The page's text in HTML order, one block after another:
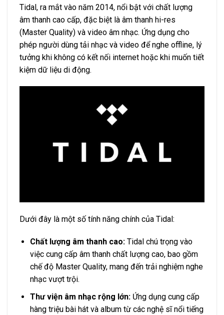
Tidal, ra mắt vào năm 2014, nổi bật với chất lượng
âm thanh cao cấp, đặc biệt là âm thanh hi-res
(Master Quality) và video âm nhạc. Ứng dụng cho
phép người dùng tải nhạc và video để nghe offline, lý
tưởng khi không có kết nối internet hoặc khi muốn tiết
kiệm dữ liệu di động.
Dưới đây là một số tính năng chính của Tidal:
Chất lượng âm thanh cao:Tidal chú trọng vào
việc cung cấp âm thanh chất lượng cao, bao gồm
chế độ Master Quality, mang đến trải nghiệm nghe
nhạc vượt trội.
Thư viện âm nhạc rộng lớn:Ứng dụng cung cấp
hàng triệu bài hát và album từ các nghệ sĩ nổi tiếng